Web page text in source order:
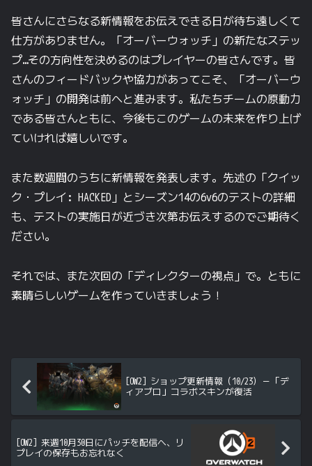
皆さんにさらなる新情報をお伝えできる日が待ち遠しくて
仕方がありません。「オーバーウォッチ」の新たなステッ
プ…その方向性を決めるのはプレイヤーの皆さんです。皆
さんのフィードバックや協力があってこそ、「オーバーウ
ォッチ」の開発は前へと進みます。私たちチームの原動力
である皆さんともに、今後もこのゲームの未来を作り上げ
ていければ嬉しいです。
また数週間のうちに新情報を発表します。先述の「クイッ
ク・プレイ: HACKED」とシーズン14の6v6のテストの詳細
も、テストの実施日が近づき次第お伝えするのでご期待く
ださい。
それでは、また次回の「ディレクターの視点」で。ともに
素晴らしいゲームを作っていきましょう！
[OW2] ショップ更新情報（10/23）－「デ
ィアブロ」コラボスキンが復活
[OW2] 来週10月30日にパッチを配信へ、リ
プレイの保存もお忘れなく